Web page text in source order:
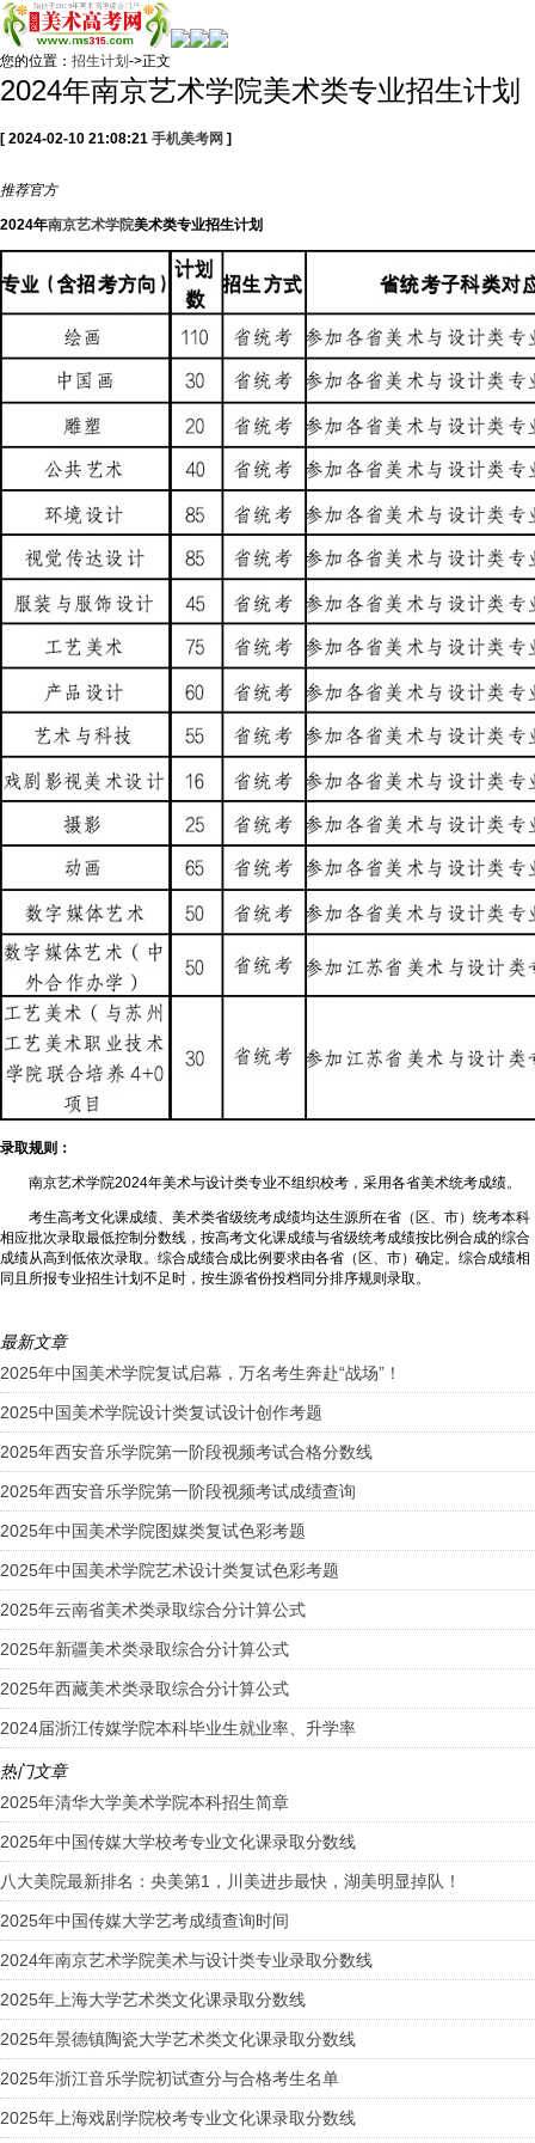
您的位置： 招生计划 ->正文
2024年南京艺术学院美术类专业招生计划
[ 2024-02-10 21:08:21 手机美考网 ]
推荐官方
2024年南京艺术学院美术类专业招生计划
录取规则：
南京艺术学院2024年美术与设计类专业不组织校考，采用各省美术统考成绩。
考生高考文化课成绩、美术类省级统考成绩均达生源所在省（区、市）统考本科
相应批次录取最低控制分数线，按高考文化课成绩与省级统考成绩按比例合成的综合
成绩从高到低依次录取。综合成绩合成比例要求由各省（区、市）确定。综合成绩相
同且所报专业招生计划不足时，按生源省份投档同分排序规则录取。
最新文章
2025年中国美术学院复试启幕，万名考生奔赴“战场”！
2025中国美术学院设计类复试设计创作考题
2025年西安音乐学院第一阶段视频考试合格分数线
2025年西安音乐学院第一阶段视频考试成绩查询
2025年中国美术学院图媒类复试色彩考题
2025年中国美术学院艺术设计类复试色彩考题
2025年云南省美术类录取综合分计算公式
2025年新疆美术类录取综合分计算公式
2025年西藏美术类录取综合分计算公式
2024届浙江传媒学院本科毕业生就业率、升学率
热门文章
2025年清华大学美术学院本科招生简章
2025年中国传媒大学校考专业文化课录取分数线
八大美院最新排名：央美第1，川美进步最快，湖美明显掉队！
2025年中国传媒大学艺考成绩查询时间
2024年南京艺术学院美术与设计类专业录取分数线
2025年上海大学艺术类文化课录取分数线
2025年景德镇陶瓷大学艺术类文化课录取分数线
2025年浙江音乐学院初试查分与合格考生名单
2025年上海戏剧学院校考专业文化课录取分数线